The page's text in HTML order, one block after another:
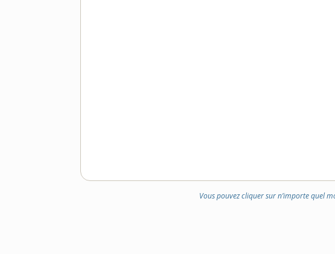
Vous pouvez cliquer sur n’importe quel